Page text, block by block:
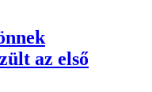
az első